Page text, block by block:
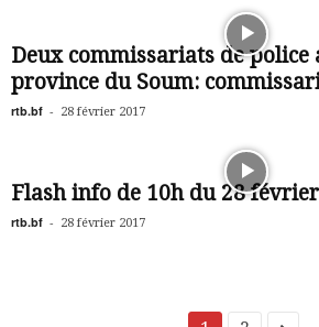
Deux commissariats de police
province du Soum:
rtb.bf - 28 février 2017
Flash info de 10h du 28
rtb.bf - 28 février 2017